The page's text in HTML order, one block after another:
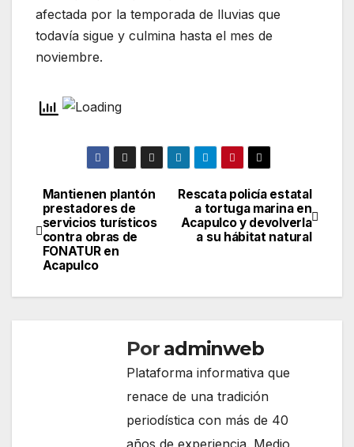
afectada por la temporada de lluvias que
todavía sigue y culmina hasta el mes de
noviembre.
Navegación
de
entradas
Rescata policía estatal
a tortuga marina en
Acapulco y devolverla
a su hábitat natural
Mantienen plantón
prestadores de
servicios turísticos
contra obras de
FONATUR en
Acapulco
Por adminweb
Plataforma informativa que
renace de una tradición
periodística con más de 40